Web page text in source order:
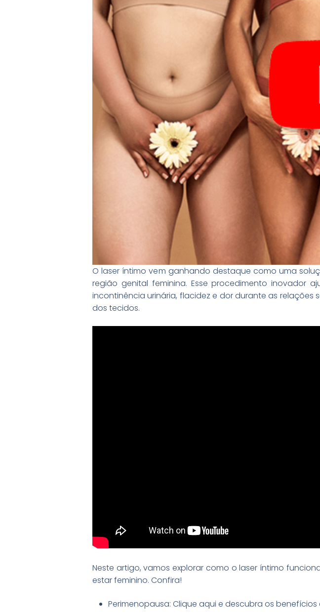
O laser íntimo vem ganhando destaque como uma
região genital feminina. Esse procedimento inovador
incontinência urinária, flacidez e dor durante as
dos tecidos.
Neste artigo, vamos explorar como o laser íntimo
estar feminino. Confira!
Perimenopausa: Clique aqui e descubra os benefícios